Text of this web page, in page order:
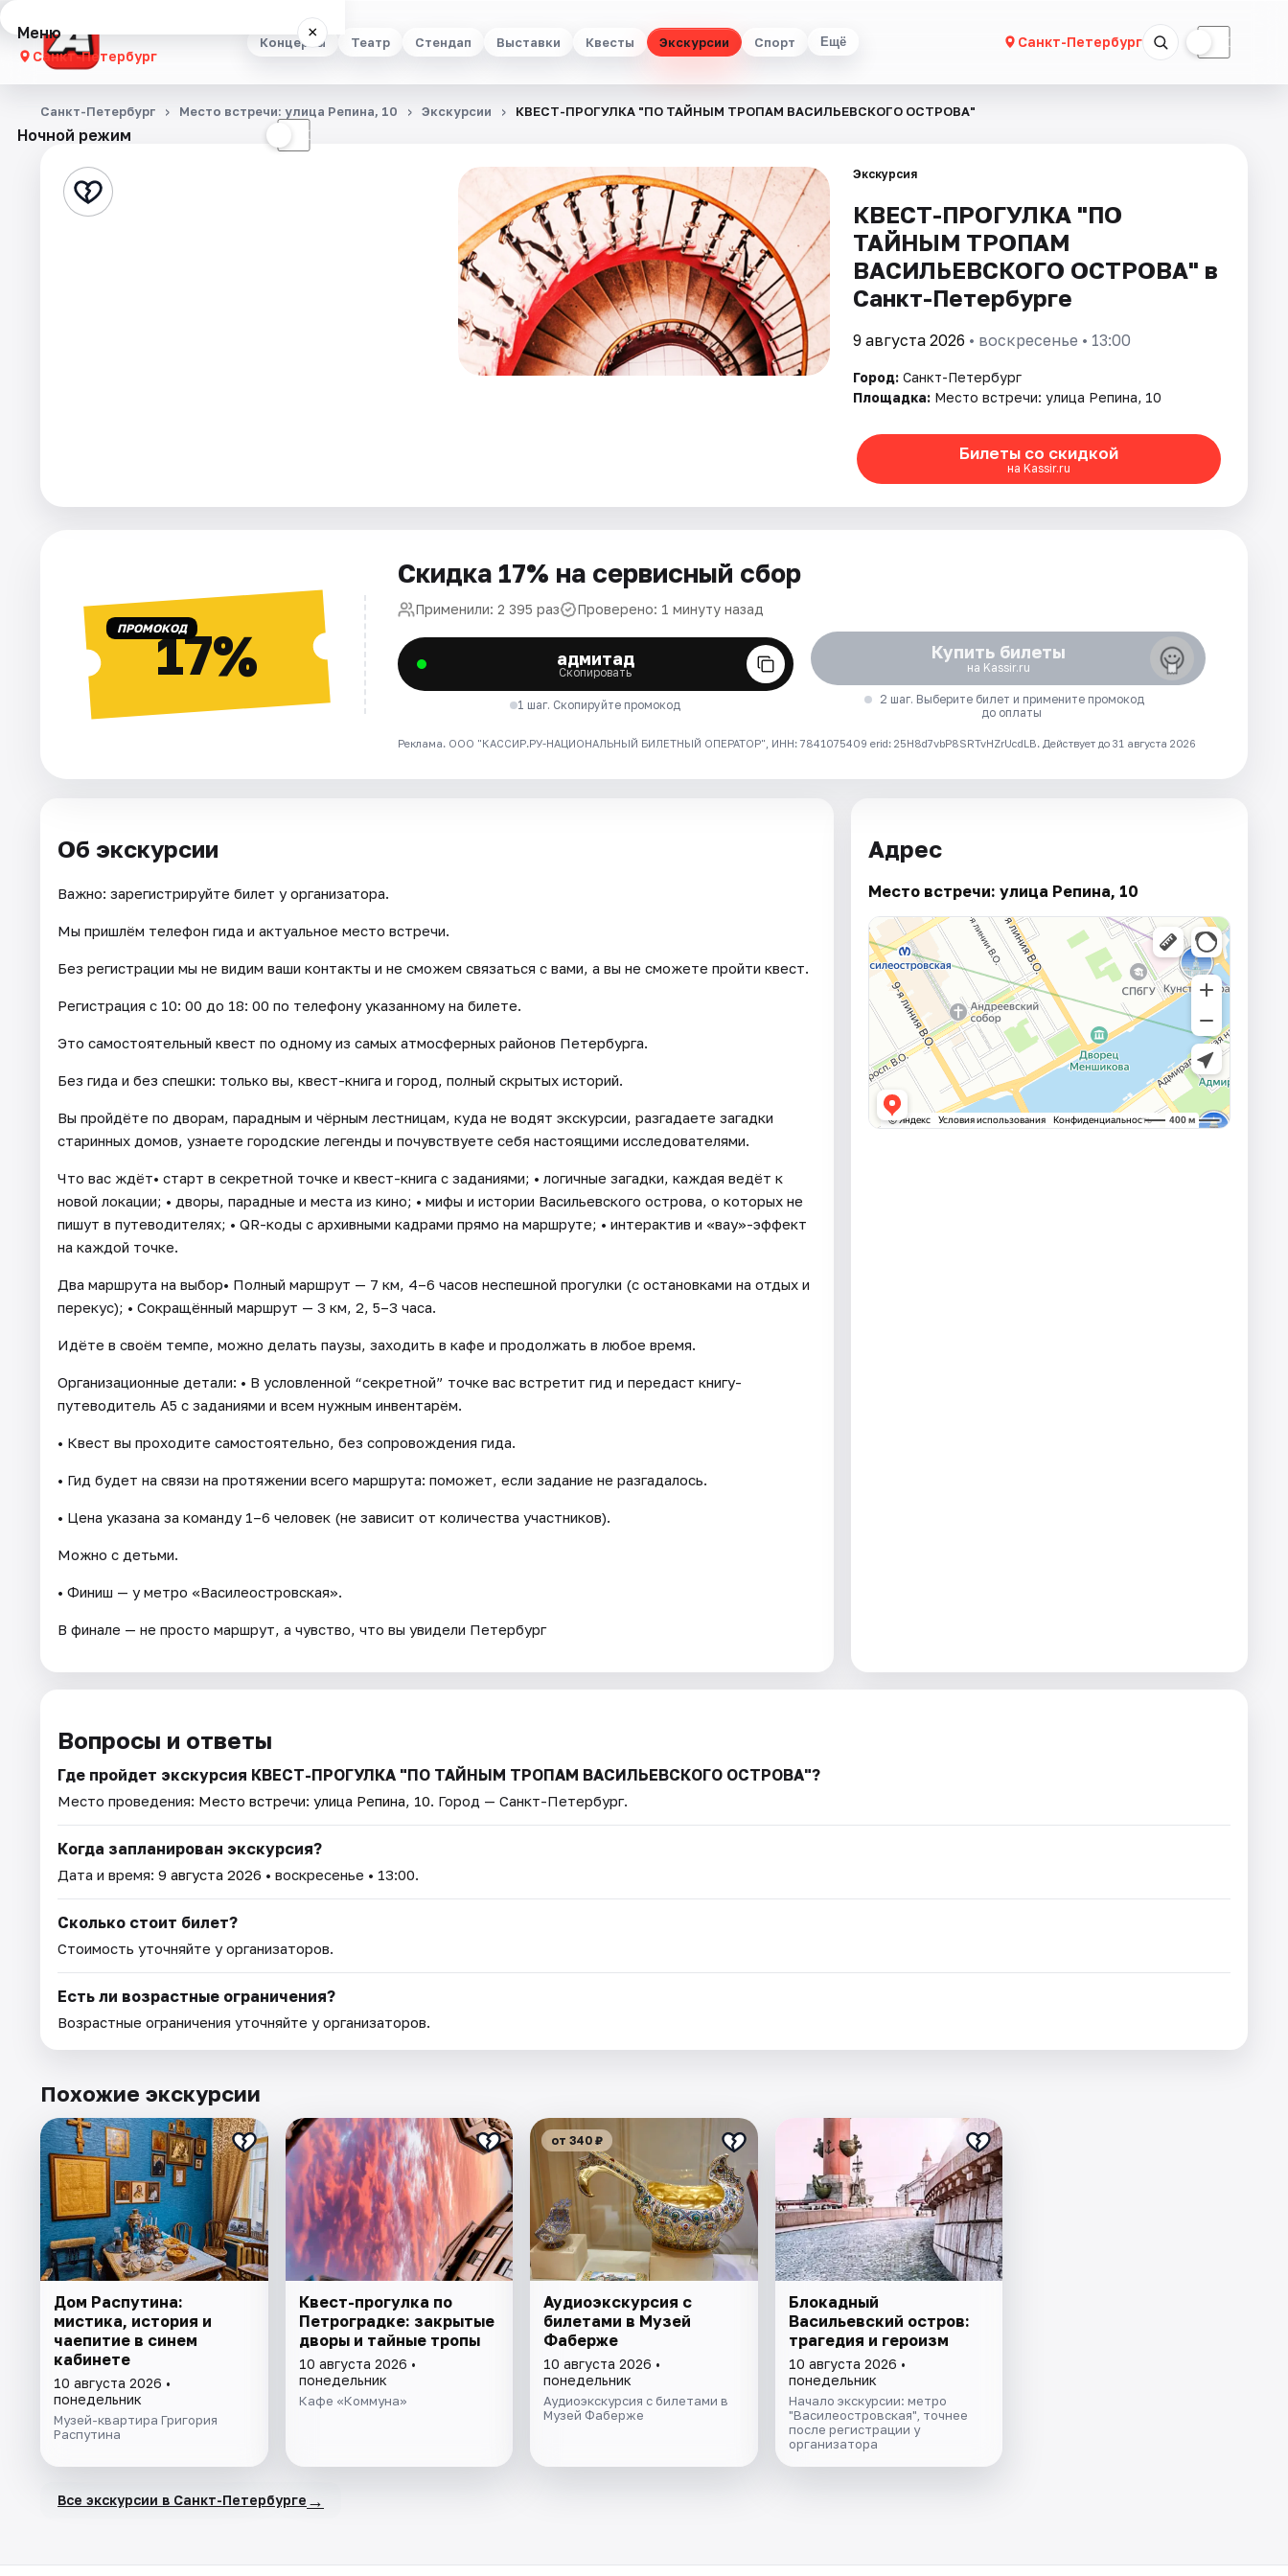
Концерты Театр Стендап Выставки Квесты Экскурсии Спорт Ещё Санкт-Петербург ☾
Меню ×
Санкт-Петербург
Концерты
Стендап
Рейтинги
Ночной режим ☾
Санкт-Петербург Место встречи: улица Репина, 10 Экскурсии КВЕСТ-ПРОГУЛКА "ПО ТАЙНЫМ ТРОПАМ ВАСИЛЬЕВСКОГО ОСТРОВА"
Экскурсия
КВЕСТ-ПРОГУЛКА "ПО
ТАЙНЫМ ТРОПАМ
ВАСИЛЬЕВСКОГО ОСТРОВА" в
Санкт-Петербурге
9 августа 2026 • воскресенье • 13:00
Город: Санкт-Петербург
Площадка: Место встречи: улица Репина, 10
Билеты со скидкой
на Kassir.ru
ПРОМОКОД17%
Скидка 17% на сервисный сбор
Применили: 2 395 раз Проверено: 1 минуту назад
адмитад
Скопировать
1 шаг. Скопируйте промокод
Купить билеты
на Kassir.ru
2 шаг. Выберите билет и примените промокод
до оплаты
Реклама. ООО "КАССИР.РУ-НАЦИОНАЛЬНЫЙ БИЛЕТНЫЙ ОПЕРАТОР", ИНН: 7841075409 erid: 25H8d7vbP8SRTvHZrUcdLB. Действует до 31 августа 2026
Об экскурсии
Важно: зарегистрируйте билет у организатора.
Мы пришлём телефон гида и актуальное место встречи.
Без регистрации мы не видим ваши контакты и не сможем связаться с вами, а вы не сможете пройти квест.
Регистрация с 10: 00 до 18: 00 по телефону указанному на билете.
Это самостоятельный квест по одному из самых атмосферных районов Петербурга.
Без гида и без спешки: только вы, квест-книга и город, полный скрытых историй.
Вы пройдёте по дворам, парадным и чёрным лестницам, куда не водят экскурсии, разгадаете загадки
старинных домов, узнаете городские легенды и почувствуете себя настоящими исследователями.
Что вас ждёт• старт в секретной точке и квест-книга с заданиями; • логичные загадки, каждая ведёт к
новой локации; • дворы, парадные и места из кино; • мифы и истории Васильевского острова, о которых не
пишут в путеводителях; • QR-коды с архивными кадрами прямо на маршруте; • интерактив и «вау»-эффект
на каждой точке.
Два маршрута на выбор• Полный маршрут — 7 км, 4–6 часов неспешной прогулки (с остановками на отдых и
перекус); • Сокращённый маршрут — 3 км, 2, 5–3 часа.
Идёте в своём темпе, можно делать паузы, заходить в кафе и продолжать в любое время.
Организационные детали: • В условленной “секретной” точке вас встретит гид и передаст книгу-
путеводитель А5 с заданиями и всем нужным инвентарём.
• Квест вы проходите самостоятельно, без сопровождения гида.
• Гид будет на связи на протяжении всего маршрута: поможет, если задание не разгадалось.
• Цена указана за команду 1–6 человек (не зависит от количества участников).
Можно с детьми.
• Финиш — у метро «Василеостровская».
В финале — не просто маршрут, а чувство, что вы увидели Петербург
Адрес
Место встречи: улица Репина, 10
Вопросы и ответы
Где пройдет экскурсия КВЕСТ-ПРОГУЛКА "ПО ТАЙНЫМ ТРОПАМ ВАСИЛЬЕВСКОГО ОСТРОВА"?
Место проведения: Место встречи: улица Репина, 10. Город — Санкт-Петербург.
Когда запланирован экскурсия?
Дата и время: 9 августа 2026 • воскресенье • 13:00.
Сколько стоит билет?
Стоимость уточняйте у организаторов.
Есть ли возрастные ограничения?
Возрастные ограничения уточняйте у организаторов.
Похожие экскурсии
Дом Распутина:
мистика, история и
чаепитие в синем
кабинете
10 августа 2026 •
понедельник
Музей-квартира Григория
Распутина
Квест-прогулка по
Петроградке: закрытые
дворы и тайные тропы
10 августа 2026 •
понедельник
Кафе «Коммуна»
от 340 ₽
Аудиоэкскурсия с
билетами в Музей
Фаберже
10 августа 2026 •
понедельник
Аудиоэкскурсия с билетами в
Музей Фаберже
Блокадный
Васильевский остров:
трагедия и героизм
10 августа 2026 •
понедельник
Начало экскурсии: метро
"Василеостровская", точнее
после регистрации у
организатора
Все экскурсии в Санкт-Петербурге →